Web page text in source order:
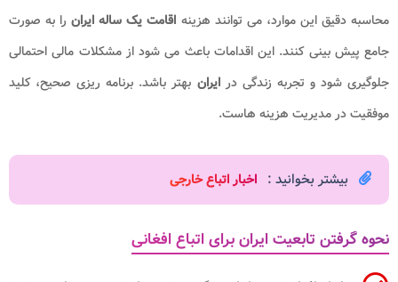
محاسبه دقیق این موارد، می توانند هزینه اقامت یک ساله ایران را به صورت
جامع پیش بینی کنند. این اقدامات باعث می شود از مشکلات مالی احتمالی
جلوگیری شود و تجربه زندگی درایران بهتر باشد. برنامه ریزی صحیح، کلید
موفقیت در مدیریت هزینه هاست.
بیشتر بخوانید : اخبار اتباع خارجی
نحوه گرفتن تابعیت ایران برای اتباع افغانی